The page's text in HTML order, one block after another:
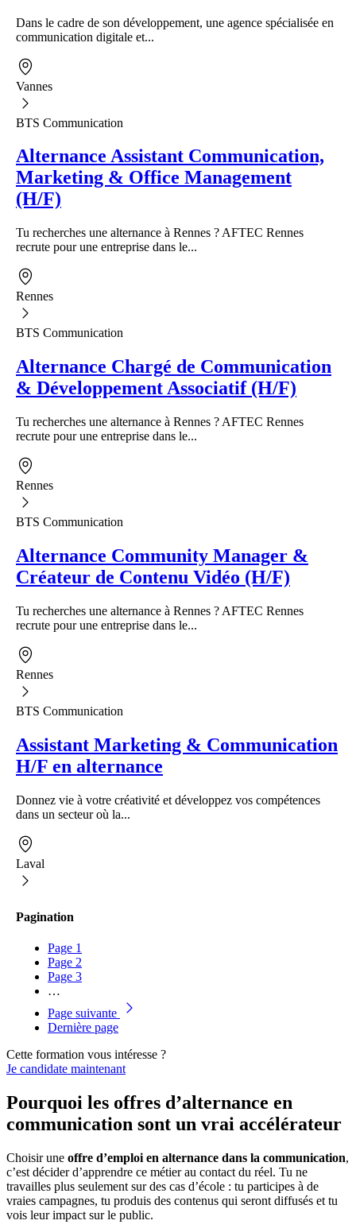
Dans le cadre de son développement, une agence spécialisée en
communication digitale et...
Vannes
BTS Communication
Alternance Assistant Communication,
Marketing & Office Management
(H/F)
Tu recherches une alternance à Rennes ? AFTEC Rennes
recrute pour une entreprise dans le...
Rennes
BTS Communication
Alternance Chargé de Communication
& Développement Associatif (H/F)
Tu recherches une alternance à Rennes ? AFTEC Rennes
recrute pour une entreprise dans le...
Rennes
BTS Communication
Alternance Community Manager &
Créateur de Contenu Vidéo (H/F)
Tu recherches une alternance à Rennes ? AFTEC Rennes
recrute pour une entreprise dans le...
Rennes
BTS Communication
Assistant Marketing & Communication
H/F en alternance
Donnez vie à votre créativité et développez vos compétences
dans un secteur où la...
Laval
Pagination
Page 1
Page 2
Page 3
…
Page suivante
Dernière page
Cette formation vous intéresse ?
Je candidate maintenant
Pourquoi les offres d’alternance en
communication sont un vrai accélérateur
Choisir une offre d’emploi en alternance dans la communication,
c’est décider d’apprendre ce métier au contact du réel. Tu ne
travailles plus seulement sur des cas d’école : tu participes à de
vraies campagnes, tu produis des contenus qui seront diffusés et tu
vois leur impact sur le public.